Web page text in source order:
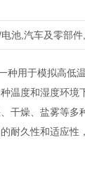
池,汽车及零部件
种用于模拟高低
温度和湿度环境
干燥、盐雾等多
耐久性和适应性